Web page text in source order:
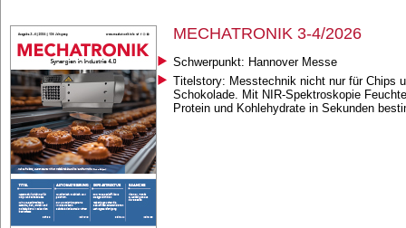
MECHATRONIK 3-4/2026
Schwerpunkt: Hannover Messe
Titelstory: Messtechnik nicht nur für Chips
Schokolade. Mit NIR-Spektroskopie
Protein und Kohlehydrate in Sekunden